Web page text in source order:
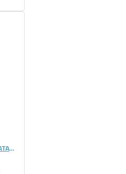
GRENADE BEYAZ ÇİKOLATA&KURABIYE PROTEIN BAR 60 GR 12 ADET